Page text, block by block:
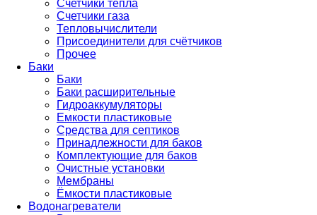
Счетчики тепла
Счетчики газа
Тепловычислители
Присоединители для счётчиков
Прочее
Баки
Баки
Баки расширительные
Гидроаккумуляторы
Емкости пластиковые
Средства для септиков
Принадлежности для баков
Комплектующие для баков
Очистные установки
Мембраны
Ёмкости пластиковые
Водонагреватели